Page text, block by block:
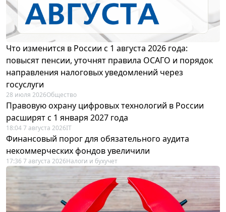
Что изменится в России с 1 августа 2026 года:
повысят пенсии, уточнят правила ОСАГО и порядок
направления налоговых уведомлений через
госуслуги
28 июля 2026Общество
Правовую охрану цифровых технологий в России
расширят с 1 января 2027 года
18:04 7 августа 2026IT
Финансовый порог для обязательного аудита
некоммерческих фондов увеличили
17:36 7 августа 2026Налоги и бухучет